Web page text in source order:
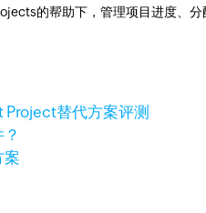
的帮助下，管理项目进度、
替代方案评测
案